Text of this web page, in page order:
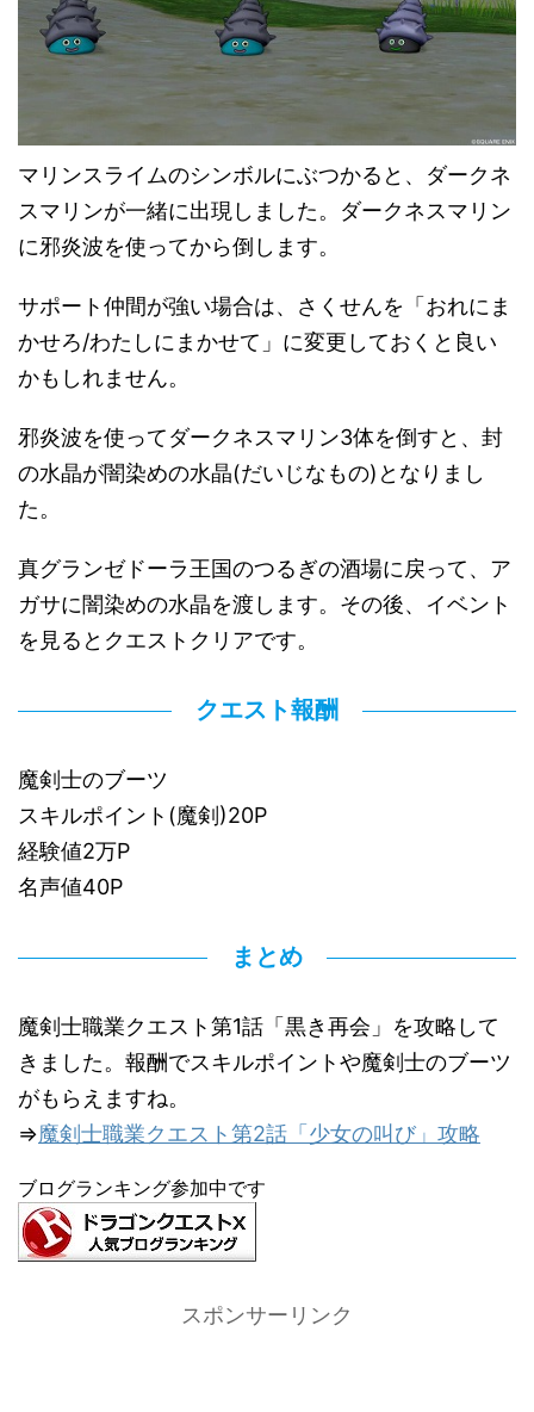
マリンスライムのシンボルにぶつかると、ダークネ
スマリンが一緒に出現しました。ダークネスマリン
に邪炎波を使ってから倒します。
サポート仲間が強い場合は、さくせんを「おれにま
かせろ/わたしにまかせて」に変更しておくと良い
かもしれません。
邪炎波を使ってダークネスマリン3体を倒すと、封
の水晶が闇染めの水晶(だいじなもの)となりまし
た。
真グランゼドーラ王国のつるぎの酒場に戻って、ア
ガサに闇染めの水晶を渡します。その後、イベント
を見るとクエストクリアです。
クエスト報酬
魔剣士のブーツ
スキルポイント(魔剣)20P
経験値2万P
名声値40P
まとめ
魔剣士職業クエスト第1話「黒き再会」を攻略して
きました。報酬でスキルポイントや魔剣士のブーツ
がもらえますね。
⇒魔剣士職業クエスト第2話「少女の叫び」攻略
ブログランキング参加中です
スポンサーリンク